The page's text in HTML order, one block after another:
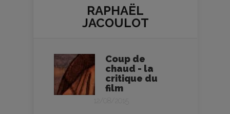
RAPHAËL
JACOULOT
Coup de
chaud - la
critique du
film
12/08/2015